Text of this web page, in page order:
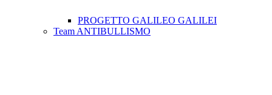
PROGETTO GALILEO GALILEI
Team ANTIBULLISMO